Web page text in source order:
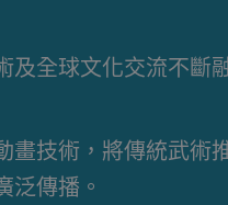
全球文化交流不斷
技術，將傳統武
泛傳播。